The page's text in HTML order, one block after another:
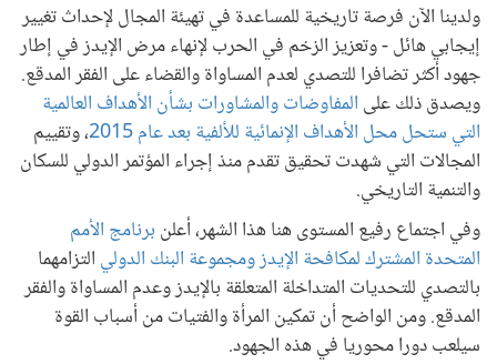
ولدينا الآن فرصة تاريخية للمساعدة في تهيئة المجال لإحداث تغيير
إيجابي هائل - وتعزيز الزخم في الحرب لإنهاء مرض الإيدز في إطار
جهود أكثر تضافرا للتصدي لعدم المساواة والقضاء على الفقر المدقع.
ويصدق ذلك على المفاوضات والمشاورات بشأن الأهداف العالمية
التي ستحل محل الأهداف الإنمائية للألفية بعد عام 2015
، وتقييم
المجالات التي شهدت تحقيق تقدم منذ إجراء المؤتمر الدولي للسكان
والتنمية التاريخي.
وفي اجتماع رفيع المستوى هنا هذا الشهر، أعلن برنامج الأمم
المتحدة المشترك لمكافحة الإيدز ومجموعة البنك الدولي التزامهما
بالتصدي للتحديات المتداخلة المتعلقة بالإيدز وعدم المساواة والفقر
المدقع. ومن الواضح أن تمكين المرأة والفتيات من أسباب القوة
سيلعب دورا محوريا في هذه الجهود.